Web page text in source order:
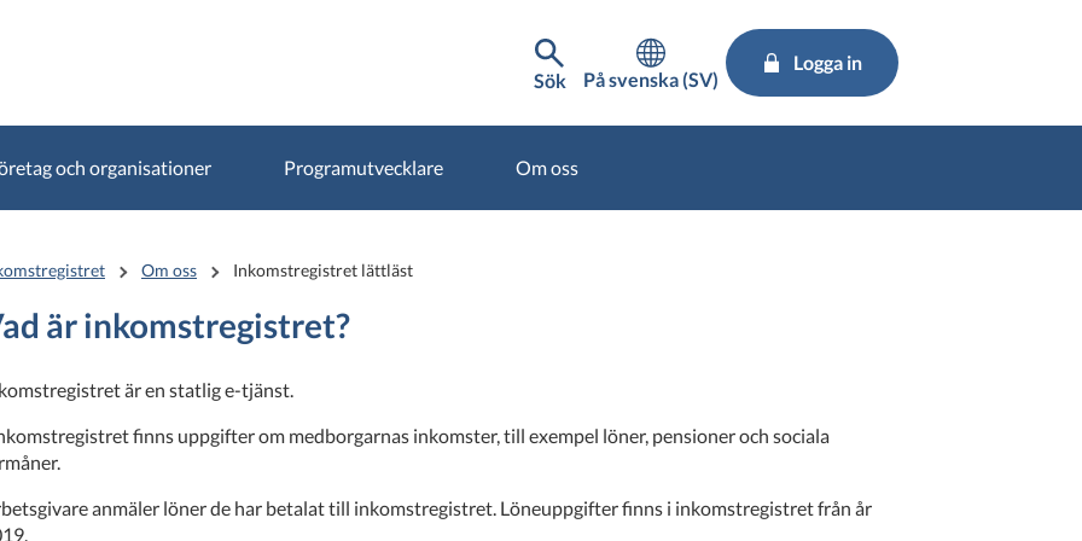
Sök På svenska (SV)
Logga in
och organisationer Programutvecklare Om oss
Om oss Inkomstregistret lättläst
är inkomstregistret?
är en statlig e-tjänst.
finns uppgifter om medborgarnas inkomster, till exempel löner, pensioner och sociala
anmäler löner de har betalat till inkomstregistret. Löneuppgifter finns i inkomstregistret från år